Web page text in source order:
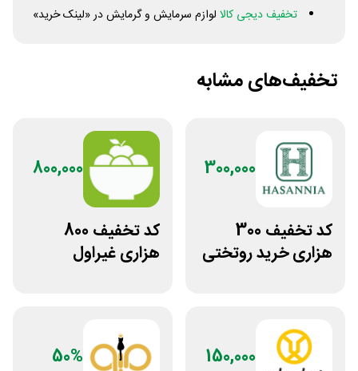
تخفیف دیجی کالا لوازم سرمایش و گرمایش در «لینک خرید»
تخفیف‌های مشابه
300,000
کد تخفیف 300
هزاری خرید روتختی
800,000
کد تخفیف 800
هزاری غیراول
150,000
50%